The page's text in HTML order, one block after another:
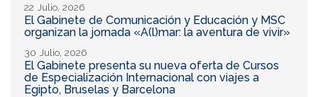
22 Julio, 2026
El Gabinete de Comunicación y Educación y MSC
organizan la jornada «A(l)mar: la aventura de vivir»
30 Julio, 2026
El Gabinete presenta su nueva oferta de Cursos
de Especialización Internacional con viajes a
Egipto, Bruselas y Barcelona